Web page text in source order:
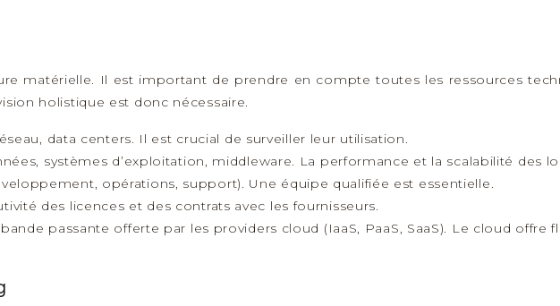
matérielle. Il est important de prendre en compte toutes les ressources
holistique est donc nécessaire.
data centers. Il est crucial de surveiller leur utilisation.
systèmes d’exploitation, middleware. La performance et la scalabilité des
opérations, support). Une équipe qualifiée est essentielle.
des licences et des contrats avec les fournisseurs.
passante offerte par les providers cloud (IaaS, PaaS, SaaS). Le cloud offre